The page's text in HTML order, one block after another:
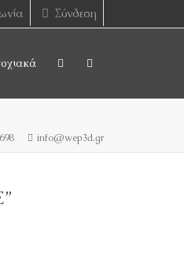
Σύνδεση
info@wep3d.gr